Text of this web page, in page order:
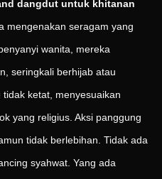
dangdut untuk khitanan
mengenakan seragam yang
wanita, mereka
seringkali berhijab atau
ketat, menyesuaikan
yang religius. Aksi panggung
tidak berlebihan. Tidak ada
syahwat. Yang ada